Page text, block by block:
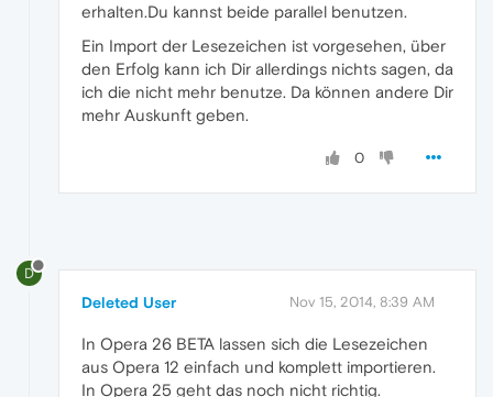
erhalten.Du kannst beide parallel benutzen.
Ein Import der Lesezeichen ist vorgesehen, über
den Erfolg kann ich Dir allerdings nichts sagen, da
ich die nicht mehr benutze. Da können andere Dir
mehr Auskunft geben.
0
D
Deleted User Nov 15, 2014, 8:39 AM
In Opera 26 BETA lassen sich die Lesezeichen
aus Opera 12 einfach und komplett importieren.
In Opera 25 geht das noch nicht richtig.